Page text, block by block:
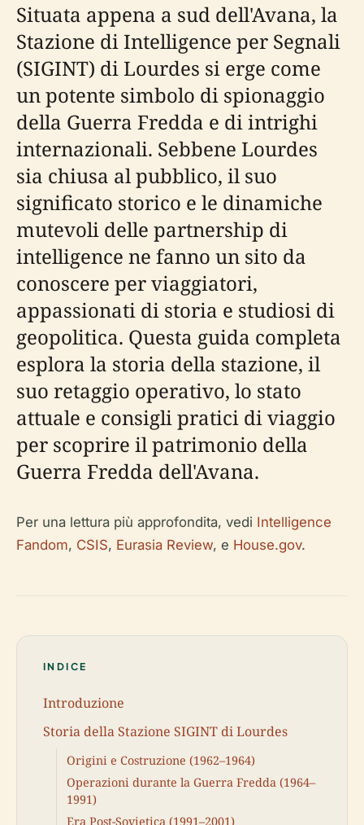
Situata appena a sud dell'Avana, la
Stazione di Intelligence per Segnali
(SIGINT) di Lourdes si erge come
un potente simbolo di spionaggio
della Guerra Fredda e di intrighi
internazionali. Sebbene Lourdes
sia chiusa al pubblico, il suo
significato storico e le dinamiche
mutevoli delle partnership di
intelligence ne fanno un sito da
conoscere per viaggiatori,
appassionati di storia e studiosi di
geopolitica. Questa guida completa
esplora la storia della stazione, il
suo retaggio operativo, lo stato
attuale e consigli pratici di viaggio
per scoprire il patrimonio della
Guerra Fredda dell'Avana.
Per una lettura più approfondita, vedi Intelligence
Fandom, CSIS, Eurasia Review, e House.gov.
INDICE
Introduzione
Storia della Stazione SIGINT di Lourdes
Origini e Costruzione (1962–1964)
Operazioni durante la Guerra Fredda (1964–
1991)
Era Post-Sovietica (1991–2001)